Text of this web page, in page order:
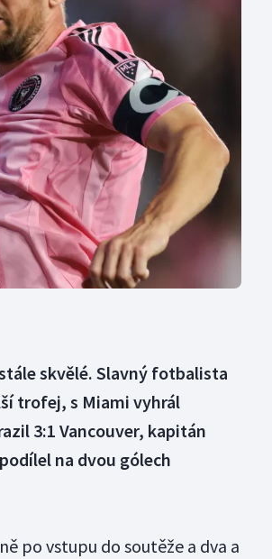
pětiboj
hry
volejbal
Vodní slalom
Volejbal
Ostatní
skvělé. Slavný fotbalista
trofej, s Miami vyhrál
3:1 Vancouver, kapitán
na dvou gólech
po vstupu do soutěže a dva a